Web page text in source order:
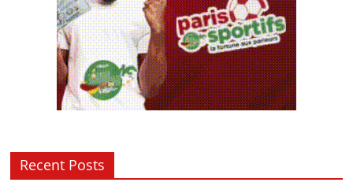
Recent Posts